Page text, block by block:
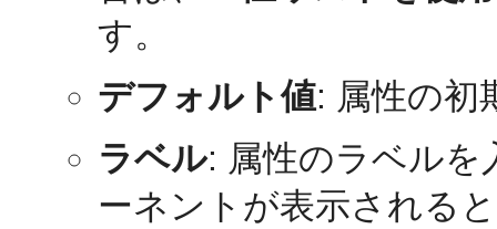
す。
デフォルト値: 属性の初
ラベル: 属性のラベルを
ーネントが表示される